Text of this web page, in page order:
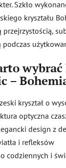
Szkło
kryształu
–
kryształ o
optyczna
design z
i refleksów
codziennych i